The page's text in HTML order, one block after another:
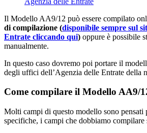
Il Modello AA9/12 può essere compilato
di compilazione (disponibile sempre sul
Entrate cliccando qui) oppure è possibile
manualmente.
In questo caso dovremo poi portare il
degli uffici dell’Agenzia delle Entrate della
Come compilare il Modello AA9/
Molti campi di questo modello sono pensati
specifiche, i campi che dobbiamo compilare